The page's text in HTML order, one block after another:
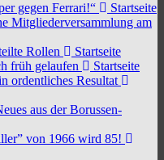
gegen Ferrari!“
Startseite
Mitgliederversammlung am
Rollen
Startseite
früh gelaufen
Startseite
ordentliches Resultat
aus der Borussen-
von 1966 wird 85!